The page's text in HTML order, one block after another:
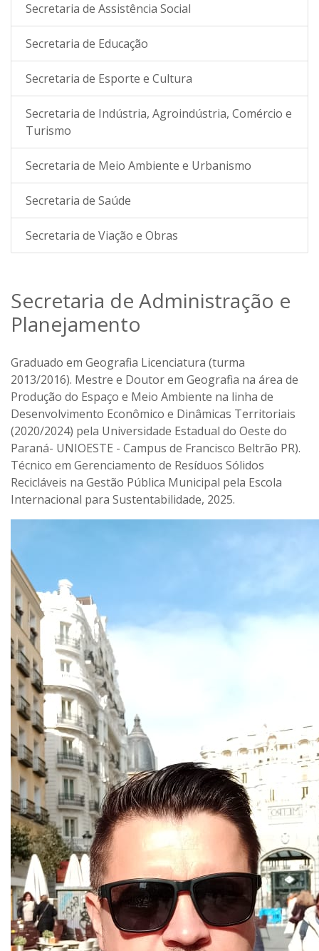
Secretaria de Assistência Social
Secretaria de Educação
Secretaria de Esporte e Cultura
Secretaria de Indústria, Agroindústria, Comércio e
Turismo
Secretaria de Meio Ambiente e Urbanismo
Secretaria de Saúde
Secretaria de Viação e Obras
Secretaria de Administração e
Planejamento
Graduado em Geografia Licenciatura (turma
2013/2016). Mestre e Doutor em Geografia na área de
Produção do Espaço e Meio Ambiente na linha de
Desenvolvimento Econômico e Dinâmicas Territoriais
(2020/2024) pela Universidade Estadual do Oeste do
Paraná- UNIOESTE - Campus de Francisco Beltrão PR).
Técnico em Gerenciamento de Resíduos Sólidos
Recicláveis na Gestão Pública Municipal pela Escola
Internacional para Sustentabilidade, 2025.